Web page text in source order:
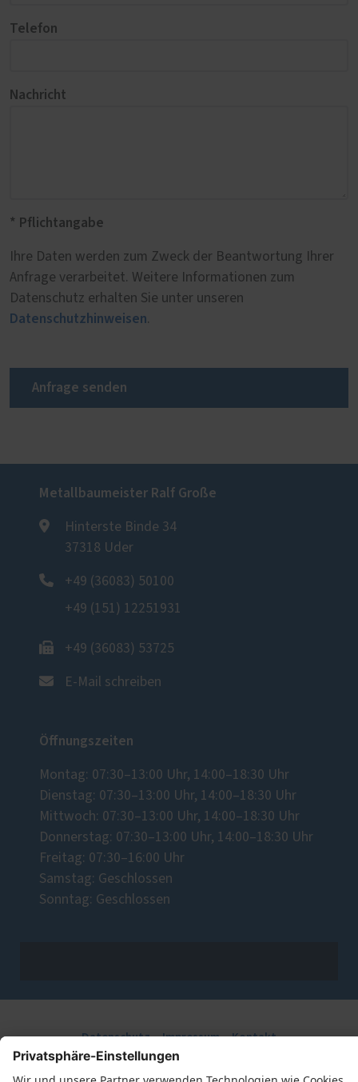
Telefon
Nachricht
* Pflichtangabe
Ihre Daten werden zum Zweck der Beantwortung Ihrer
Anfrage verarbeitet. Weitere Informationen zum
Datenschutz erhalten Sie unter unseren
Datenschutzhinweisen.
Anfrage senden
Metallbaumeister Ralf Große
Hinterste Binde 34
37318 Uder
+49 (36083) 50100
+49 (151) 12251931
+49 (36083) 53725
E-Mail schreiben
Öffnungszeiten
Montag: 07:30–13:00 Uhr, 14:00–18:30 Uhr
Dienstag: 07:30–13:00 Uhr, 14:00–18:30 Uhr
Mittwoch: 07:30–13:00 Uhr, 14:00–18:30 Uhr
Donnerstag: 07:30–13:00 Uhr, 14:00–18:30 Uhr
Freitag: 07:30–16:00 Uhr
Samstag: Geschlossen
Sonntag: Geschlossen
Datenschutz Impressum
Kontakt
Metallbaumeister Ralf Große © 2026